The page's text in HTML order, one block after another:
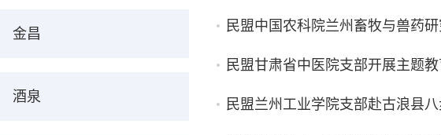
金昌
酒泉
民盟中国农科院兰州畜牧与兽药
民盟甘肃省中医院支部开展主题
民盟兰州工业学院支部赴古浪县